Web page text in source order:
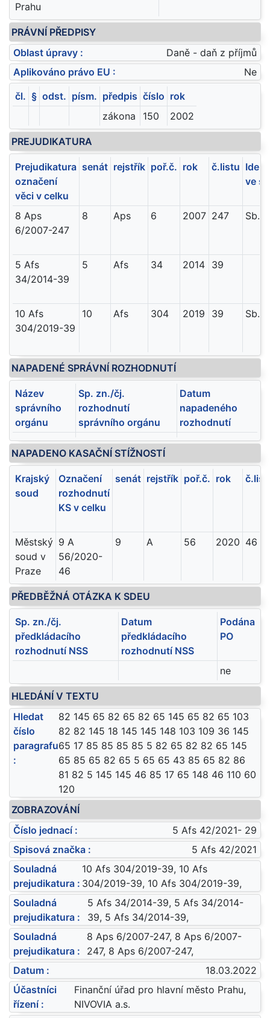
Prahu
PRÁVNÍ PŘEDPISY
Oblast úpravy :
Daně - daň z příjmů
Aplikováno právo EU :
Ne
čl. § odst. písm. předpis číslo rok
zákona
150 2002
PREJUDIKATURA
Prejudikatura
označení
věci v celku
senát rejstřík poř.č. rok č.listu
ve
8 Aps
6/2007-247
8 Aps 6 2007 247 Sb.
5 Afs
34/2014-39
5 Afs 34 2014 39
10 Afs
304/2019-39
10 Afs 304 2019 39 Sb.
NAPADENÉ SPRÁVNÍ ROZHODNUTÍ
Název
správního
orgánu
Sp. zn./čj.
rozhodnutí
správního orgánu
Datum
napadeného
rozhodnutí
NAPADENO KASAČNÍ STÍŽNOSTÍ
Krajský
soud
Označení
rozhodnutí
KS v celku
senát rejstřík poř.č. rok
Městský
soud v
Praze
9 A
56/2020-
46
9 A 56 2020 46
PŘEDBĚŽNÁ OTÁZKA K SDEU
Sp. zn./čj.
předkládacího
rozhodnutí NSS
Datum
předkládacího
rozhodnutí NSS
Podána
PO
ne
HLEDÁNÍ V TEXTU
Hledat
číslo
paragrafu
:
82 145 65 82 65 82 65 145 65 82 65 103
82 82 145 18 145 145 148 103 109 36 145
65 17 85 85 85 85 5 82 65 82 82 65 145
65 85 65 82 65 5 65 65 43 85 65 82 86
81 82 5 145 145 46 85 17 65 148 46 110 60
120
ZOBRAZOVÁNÍ
Číslo jednací :
5 Afs 42/2021- 29
Spisová značka :
5 Afs 42/2021
Souladná
prejudikatura :
10 Afs 304/2019-39, 10 Afs
304/2019-39, 10 Afs 304/2019-39,
Souladná
prejudikatura :
5 Afs 34/2014-39, 5 Afs 34/2014-
39, 5 Afs 34/2014-39,
Souladná
prejudikatura :
8 Aps 6/2007-247, 8 Aps 6/2007-
247, 8 Aps 6/2007-247,
Datum :
18.03.2022
Účastníci
řízení :
Finanční úřad pro hlavní město Prahu,
NIVOVIA a.s.